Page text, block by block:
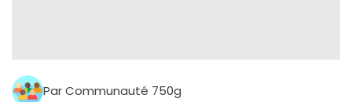
Par Communauté 750g